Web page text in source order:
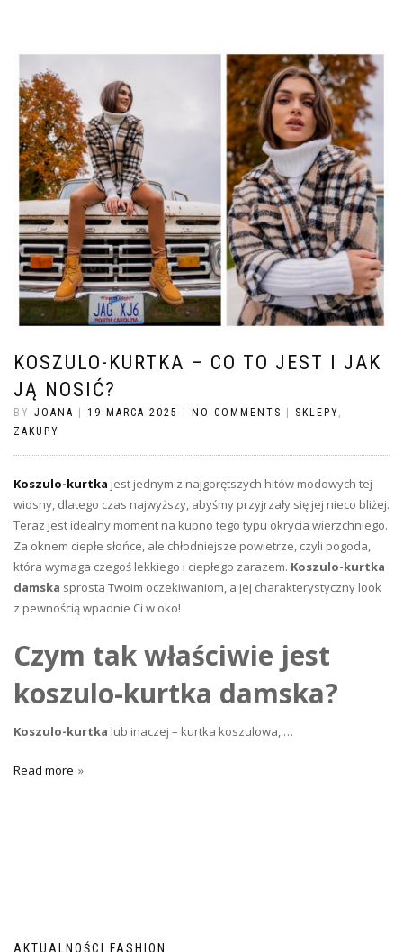
KOSZULO-KURTKA – CO TO JEST I JAK
JĄ NOSIĆ?
BY JOANA | 19 MARCA 2025 | NO COMMENTS | SKLEPY
ZAKUPY
Koszulo-kurtka jest jednym z najgorętszych hitów modowych tej
wiosny, dlatego czas najwyższy, abyśmy przyjrzały się jej nieco bliżej.
Teraz jest idealny moment na kupno tego typu okrycia wierzchniego.
Za oknem ciepłe słońce, ale chłodniejsze powietrze, czyli pogoda,
która wymaga czegoś lekkiego i ciepłego zarazem. Koszulo-kurtka
damska sprosta Twoim oczekiwaniom, a jej charakterystyczny look
z pewnością wpadnie Ci w oko!
Czym tak właściwie jest
koszulo-kurtka damska?
Koszulo-kurtka lub inaczej – kurtka koszulowa, …
Read more
AKTUALNOŚCI FASHION